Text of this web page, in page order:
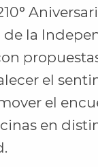
de la
el
el
en